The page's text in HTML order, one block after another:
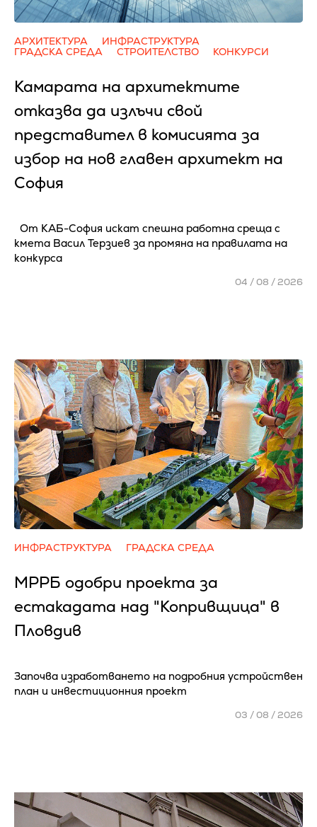
АРХИТЕКТУРА
ИНФРАСТРУКТУРА
ГРАДСКА СРЕДА
СТРОИТЕЛСТВО КОНКУРСИ
Камарата на архитектите
отказва да излъчи свой
представител в комисията за
избор на нов главен архитект на
София
От КАБ-София искат спешна работна среща с
кмета Васил Терзиев за промяна на правилата на
конкурса
04 / 08 / 2026
ИНФРАСТРУКТУРА ГРАДСКА СРЕДА
МРРБ одобри проекта за
естакадата над "Копривщица" в
Пловдив
Започва изработването на подробния устройствен
план и инвестиционния проект
03 / 08 / 2026